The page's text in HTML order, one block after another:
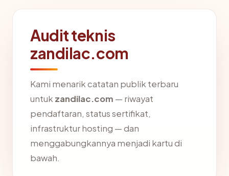
Audit teknis
zandilac.com
Kami menarik catatan publik terbaru
untukzandilac.com — riwayat
pendaftaran, status sertifikat,
infrastruktur hosting — dan
menggabungkannya menjadi kartu di
bawah.